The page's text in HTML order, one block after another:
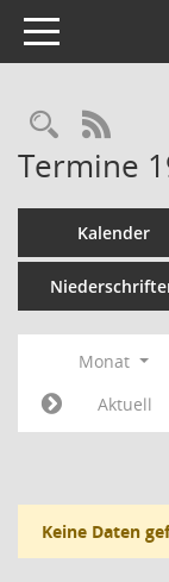
Toggle navigation
Termine
Kalender
Monat
Aktuell
Keine Daten